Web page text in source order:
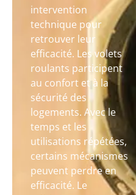
intervention
technique pour
retrouver leur
efficacité. Les volets
roulants participent
au confort et à la
sécurité des
logements. Avec le
temps et les
utilisations répétées,
certains mécanismes
peuvent perdre en
efficacité. Le